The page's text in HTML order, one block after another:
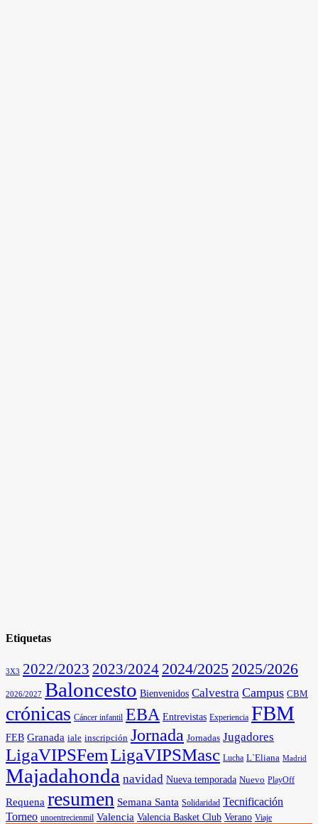
Etiquetas
3X3 2022/2023 2023/2024 2024/2025 2025/2026
2026/2027 Baloncesto Bienvenidos Calvestra Campus CBM
crónicas Cáncer infantil EBA Entrevistas Experiencia FBM
FEB Granada iale inscripción Jornada Jornadas Jugadores
LigaVIPSFemLigaVIPSMasc Lucha L`Eliana Madrid
Majadahonda navidad Nueva temporada Nuevo PlayOff
Requena resumen Semana Santa Solidaridad Tecnificación
Torneo unoentrecienmil Valencia Valencia Basket Club Verano Viaje